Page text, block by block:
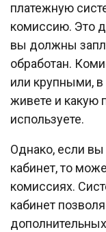
платежную
комиссию. Это
вы должны
обработан.
или крупными, в
живете и какую
используете.
Однако, если
кабинет, то
комиссиях.
кабинет